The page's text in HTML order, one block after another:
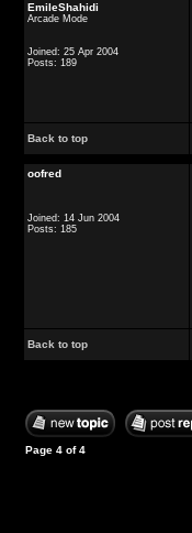
EmileShahidi
Arcade Mode
Joined: 25 Apr 2004
Posts: 189
Back to top
oofred
Joined: 14 Jun 2004
Posts: 185
Back to top
Page 4 of4